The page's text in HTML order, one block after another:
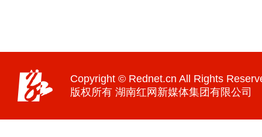
Copyright © Rednet.cn All Rights
版权所有 湖南红网新媒体集团有限公司